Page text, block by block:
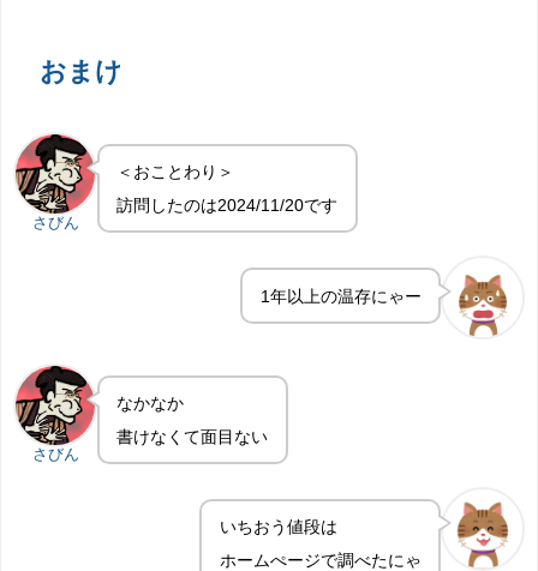
おまけ
さびん
＜おことわり＞
訪問したのは2024/11/20です
1年以上の温存にゃー
さびん
なかなか
書けなくて面目ない
いちおう値段は
ホームぺージで調べたにゃ